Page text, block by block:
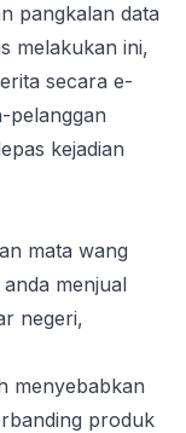
pangkalan data
melakukan ini,
secara e-
pelanggan
kejadian
mata wang
menjual
negeri,
menyebabkan
produk